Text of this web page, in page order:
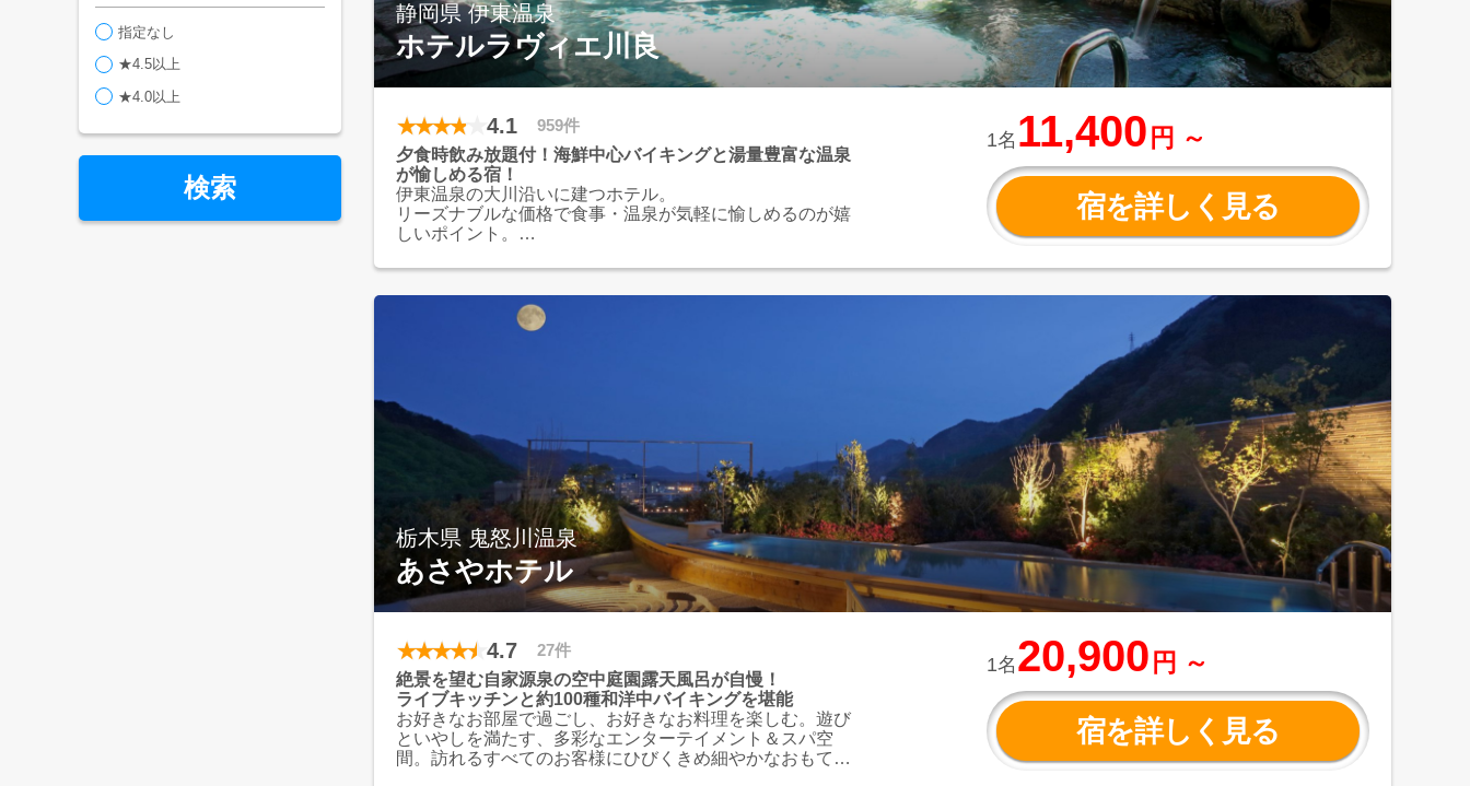
指定なし
★4.5以上
★4.0以上
検索
静岡県 伊東温泉
ホテルラヴィエ川良
4.1
959件
夕食時飲み放題付！海鮮中心バイキングと湯量豊富な温泉
が愉しめる宿！
伊東温泉の大川沿いに建つホテル。
リーズナブルな価格で食事・温泉が気軽に愉しめるのが嬉
しいポイント。
ど海鮮を中心としたメニューをご提供。
8本の自家源泉から注がれるたっぷりのお湯に包まれて寛ぎ
のひとときをお過ごしください。
1名 11,400 円 ～
宿を詳しく見る
栃木県 鬼怒川温泉
あさやホテル
4.7
27件
絶景を望む自家源泉の空中庭園露天風呂が自慢！
ライブキッチンと約100種和洋中バイキングを堪能
お好きなお部屋で過ごし、お好きなお料理を楽しむ。遊び
といやしを満たす、多彩なエンターテイメント＆スパ空
間。訪れるすべてのお客様にひびくきめ細やかなおもてな
1名20,900 円 ～
宿を詳しく見る